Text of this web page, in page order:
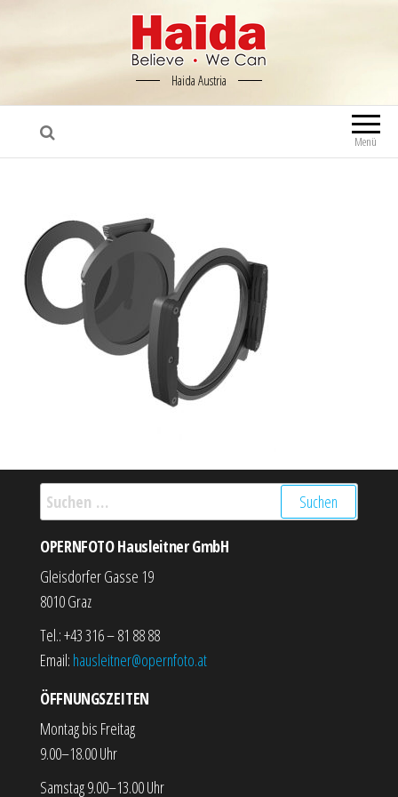
Haida Austria
Menü
Suchen nach:
OPERNFOTO Hausleitner GmbH
Gleisdorfer Gasse 19
8010 Graz
Tel.: +43 316 – 81 88 88
Email: hausleitner@opernfoto.at
ÖFFNUNGSZEITEN
Montag bis Freitag
9.00–18.00 Uhr
Samstag 9.00–13.00 Uhr